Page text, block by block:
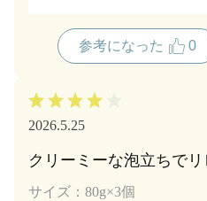
さっぱりします。
紅富貴、緑茶の香りも大好
参考になった 0
2026.5.25
クリーミーな泡立ちで
サイズ：80g×3個